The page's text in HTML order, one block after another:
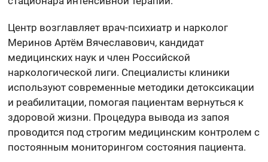
Центр возглавляет врач-психиатр и нарколог
Меринов Артём Вячеславович, кандидат
медицинских наук и член Российской
наркологической лиги. Специалисты клиники
используют современные методики детоксикации
и реабилитации, помогая пациентам вернуться к
здоровой жизни. Процедура вывода из запоя
проводится под строгим медицинским контролем с
постоянным мониторингом состояния пациента.